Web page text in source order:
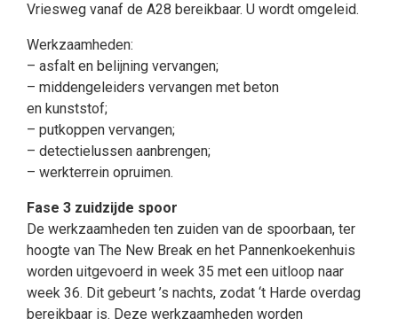
Vriesweg vanaf de A28 bereikbaar. U wordt omgeleid.
Werkzaamheden:
– asfalt en belijning vervangen;
– middengeleiders vervangen met beton
en kunststof;
– putkoppen vervangen;
– detectielussen aanbrengen;
– werkterrein opruimen.
Fase 3 zuidzijde spoor
De werkzaamheden ten zuiden van de spoorbaan, ter
hoogte van The New Break en het Pannenkoekenhuis
worden uitgevoerd in week 35 met een uitloop naar
week 36. Dit gebeurt ’s nachts, zodat ‘t Harde overdag
bereikbaar is. Deze werkzaamheden worden